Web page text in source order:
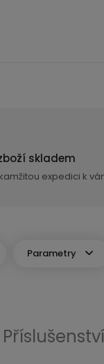
skladem
expedici k
Parametry